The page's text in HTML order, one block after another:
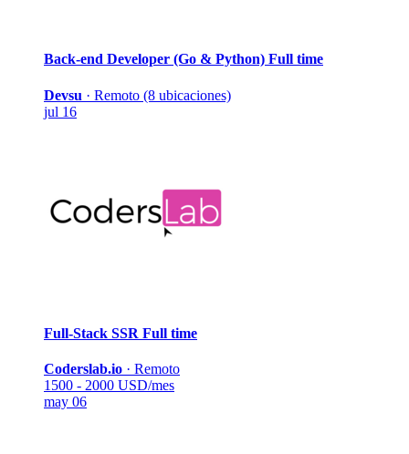
Back-end Developer (Go & Python) Full time
Devsu · Remoto (8 ubicaciones)
jul 16
Full-Stack SSR Full time
Coderslab.io · Remoto
1500 - 2000 USD/mes
may 06